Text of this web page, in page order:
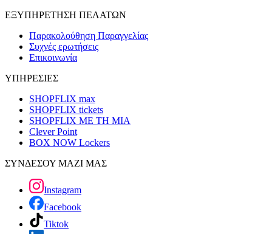
ΕΞΥΠΗΡΕΤΗΣΗ ΠΕΛΑΤΩΝ
Παρακολούθηση Παραγγελίας
Συχνές ερωτήσεις
Επικοινωνία
ΥΠΗΡΕΣΙΕΣ
SHOPFLIX max
SHOPFLIX tickets
SHOPFLIX ΜΕ ΤΗ ΜΙΑ
Clever Point
BOX NOW Lockers
ΣΥΝΔΕΣΟΥ ΜΑΖΙ ΜΑΣ
Instagram
Facebook
Tiktok